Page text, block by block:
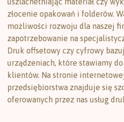
złocenie opakowań i folderów.
możliwości rozwoju dla naszej
zapotrzebowanie na
Druk offsetowy czy cyfrowy
urządzeniach, które stawiamy
klientów. Na stronie
przedsiębiorstwa znajduje się
oferowanych przez nas usług